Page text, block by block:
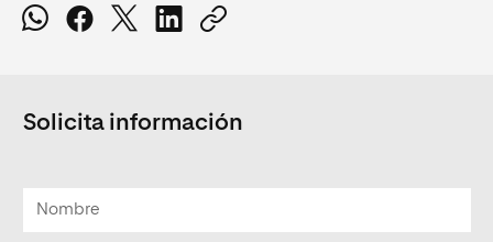
Solicita información